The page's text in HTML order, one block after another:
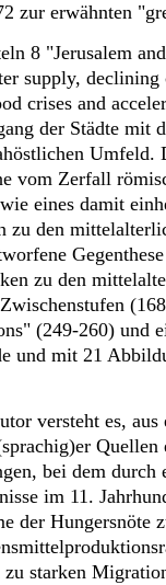
zur erwähnten
8 "Jerusalem
supply,
crises and
der Städte mit
vom Zerfall
eines damit
zu den
zu den
(249-260) und
und mit 21
versteht es,
Quellen
bei dem durch
im 11.
der Hungersnöte
starken